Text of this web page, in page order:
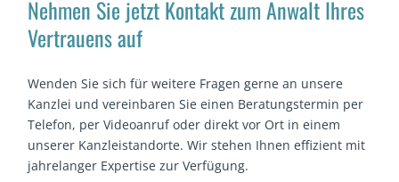
Nehmen Sie jetzt Kontakt zum Anwalt Ihres
Vertrauens auf
Wenden Sie sich für weitere Fragen gerne an unsere
Kanzlei und vereinbaren Sie einen Beratungstermin per
Telefon, per Videoanruf oder direkt vor Ort in einem
unserer Kanzleistandorte. Wir stehen Ihnen effizient mit
jahrelanger Expertise zur Verfügung.